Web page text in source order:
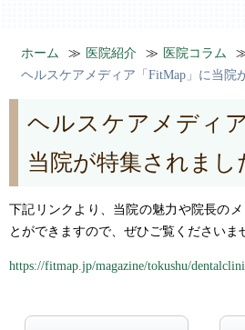
ホーム 医院紹介
医院コラム
ヘルスケアメディア「FitMap」に当院
ヘルスケアメディ
当院が特集されまし
下記リンクより、当院の魅力や院長の
とができますので、ぜひご覧くださいま
https://fitmap.jp/magazine/tokushu/